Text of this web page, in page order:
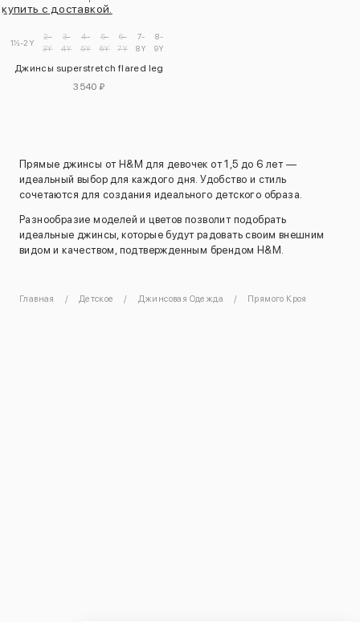
1½-2Y
2-
3Y
3-
4Y
4-
5Y
5-
6Y
6-
7Y
7-
8Y
8-
9Y
Джинсы superstretch flared leg
3540 ₽
Прямые джинсы от H&M для девочек от 1,5 до 6 лет —
идеальный выбор для каждого дня. Удобство и стиль
сочетаются для создания идеального детского образа.
Разнообразие моделей и цветов позволит подобрать
идеальные джинсы, которые будут радовать своим внешним
видом и качеством, подтвержденным брендом H&M.
Главная Детское Джинсовая Одежда Прямого Кроя